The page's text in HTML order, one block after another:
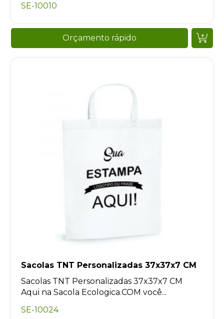
SE-10010
Orçamento rápido
Sacolas TNT Personalizadas 37x37x7 CM
Sacolas TNT Personalizadas 37x37x7 CM
Aqui na Sacola Ecologica.COM você...
SE-10024